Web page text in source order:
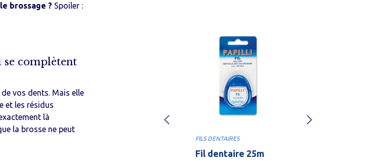
brossage ? Spoiler :
se complètent
vos dents. Mais elle
et les résidus
là
la brosse ne peutFILS DENTAIRES
FILS DENTAIRES
Fil dentaire 25m